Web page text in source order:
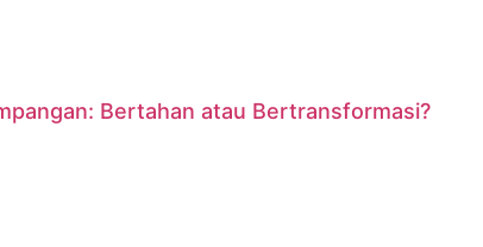
Bertahan atau Bertransformasi?